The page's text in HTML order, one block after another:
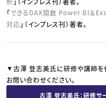
「できるDAX関数 Power BI＆
対応 」（インプレス刊）著者。
▼古澤 登志美氏に研修や講師を
お問い合わせください。
古澤 登志美氏：研修サ